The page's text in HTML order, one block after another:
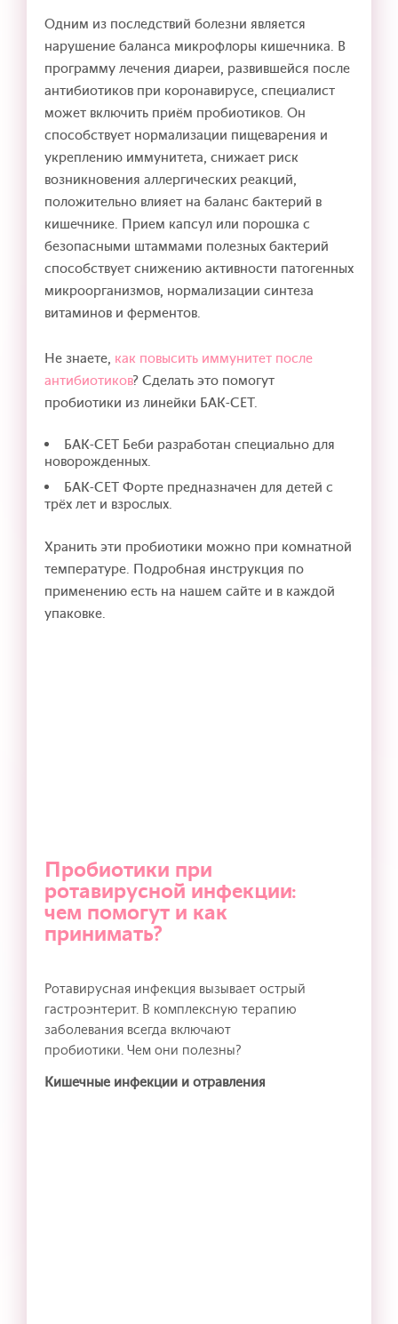
Одним из последствий болезни является
нарушение баланса микрофлоры кишечника. В
программу лечения диареи, развившейся после
антибиотиков при коронавирусе, специалист
может включить приём пробиотиков. Он
способствует нормализации пищеварения и
укреплению иммунитета, снижает риск
возникновения аллергических реакций,
положительно влияет на баланс бактерий в
кишечнике. Прием капсул или порошка с
безопасными штаммами полезных бактерий
способствует снижению активности патогенных
микроорганизмов, нормализации синтеза
витаминов и ферментов.
Не знаете, как повысить иммунитет после
антибиотиков? Сделать это помогут
пробиотики из линейки БАК-СЕТ.
БАК-СЕТ Беби разработан специально для
новорожденных.
БАК-СЕТ Форте предназначен для детей с
трёх лет и взрослых.
Хранить эти пробиотики можно при комнатной
температуре. Подробная инструкция по
применению есть на нашем сайте и в каждой
упаковке.
Пробиотики при
ротавирусной инфекции:
чем помогут и как
принимать?
Ротавирусная инфекция вызывает острый
гастроэнтерит. В комплексную терапию
заболевания всегда включают
пробиотики. Чем они полезны?
Кишечные инфекции и отравления